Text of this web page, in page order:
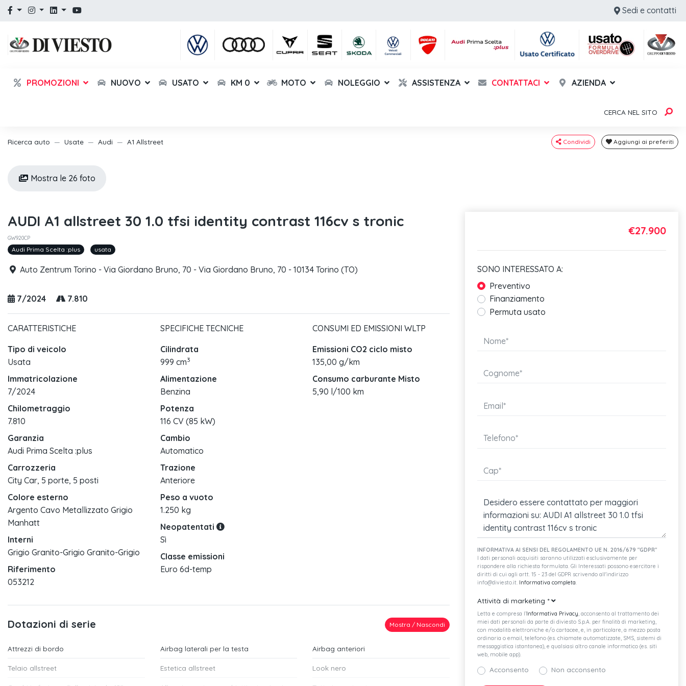
Sedi e contatti
PROMOZIONI NUOVO USATO KM 0 MOTO NOLEGGIO ASSISTENZA CONTATTACI AZIENDA
CERCA NEL SITO
Ricerca auto Usate Audi A1 Allstreet Condividi Aggiungi ai preferiti
Mostra le 26 foto
AUDI A1 allstreet 30 1.0 tfsi identity contrast 116cv s tronic
GW920CP
Audi Prima Scelta :plus usata
Auto Zentrum Torino - Via Giordano Bruno, 70 - Via Giordano Bruno, 70 - 10134 Torino (TO)
7/2024 7.810
CARATTERISTICHE
Tipo di veicolo
Usata
Immatricolazione
7/2024
Chilometraggio
7.810
Garanzia
Audi Prima Scelta :plus
Carrozzeria
City Car, 5 porte, 5 posti
Colore esterno
Argento Cavo Metallizzato Grigio
Manhatt
Interni
Grigio Granito-Grigio Granito-Grigio
Riferimento
053212
SPECIFICHE TECNICHE
Cilindrata
999 cm3
Alimentazione
Benzina
Potenza
116 CV (85 kW)
Cambio
Automatico
Trazione
Anteriore
Peso a vuoto
1.250 kg
Neopatentati
Sì
Classe emissioni
Euro 6d-temp
CONSUMI ED EMISSIONI WLTP
Emissioni CO2 ciclo misto
135,00 g/km
Consumo carburante Misto
5,90 l/100 km
Dotazioni di serie Mostra / Nascondi
Attrezzi di bordo Airbag laterali per la testa Airbag anteriori
Telaio allstreet Estetica allstreet Look nero
€27.900
SONO INTERESSATO A:
Preventivo
Finanziamento
Permuta usato
INFORMATIVA AI SENSI DEL REGOLAMENTO UE N. 2016/679 "GDPR"
I dati personali acquisiti saranno utilizzati esclusivamente per
rispondere alla richiesta formulata. Gli Interessati possono esercitare i
diritti di cui agli artt. 15 - 23 del GDPR scrivendo all'indirizzo
info@diviesto.it. Informativa completa.
Attività di marketing *
Letta e compresa l’Informativa Privacy, acconsento al trattamento dei
miei dati personali da parte di diviesto S.p.A. per finalità di marketing,
con modalità elettroniche e/o cartacee, e, in particolare, a mezzo posta
ordinaria o email, telefono (es. chiamate automatizzate, SMS, sistemi di
messaggistica istantanea), e qualsiasi altro canale informatico (es. siti
web, mobile app).
Acconsento Non acconsento